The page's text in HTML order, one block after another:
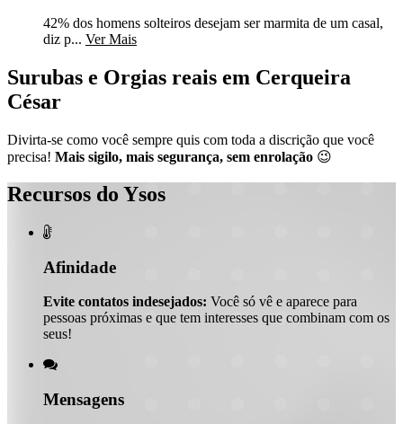
42% dos homens solteiros desejam ser marmita de um casal,
diz p... Ver Mais
Surubas e Orgias reais em Cerqueira
César
Divirta-se como você sempre quis com toda a discrição que você
precisa! Mais sigilo, mais segurança, sem enrolação 😉
Recursos do Ysos

Afinidade
Evite contatos indesejados: Você só vê e aparece para
pessoas próximas e que tem interesses que combinam com os
seus!

Mensagens